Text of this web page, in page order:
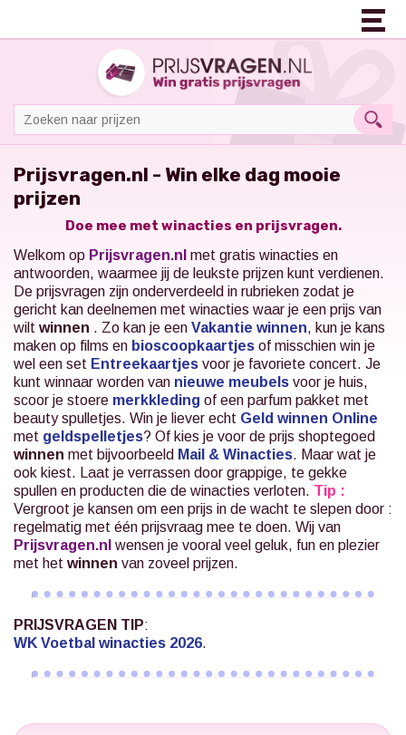
Prijsvragen.nl - Win elke dag mooie
prijzen
Doe mee met winacties en prijsvragen.
Welkom op Prijsvragen.nl met gratis winacties en
antwoorden, waarmee jij de leukste prijzen kunt verdienen.
De prijsvragen zijn onderverdeeld in rubrieken zodat je
gericht kan deelnemen met winacties waar je een prijs van
wilt winnen . Zo kan je een Vakantie winnen, kun je kans
maken op films en bioscoopkaartjes of misschien win je
wel een set Entreekaartjes voor je favoriete concert. Je
kunt winnaar worden van nieuwe meubels voor je huis,
scoor je stoere merkkleding of een parfum pakket met
beauty spulletjes. Win je liever echt Geld winnen Online
met geldspelletjes? Of kies je voor de prijs shoptegoed
winnen met bijvoorbeeld Mail & Winacties. Maar wat je
ook kiest. Laat je verrassen door grappige, te gekke
spullen en producten die de winacties verloten. Tip :
Vergroot je kansen om een prijs in de wacht te slepen door :
regelmatig met één prijsvraag mee te doen. Wij van
Prijsvragen.nl wensen je vooral veel geluk, fun en plezier
met het winnen van zoveel prijzen.
PRIJSVRAGEN TIP:
WK Voetbal winacties 2026.